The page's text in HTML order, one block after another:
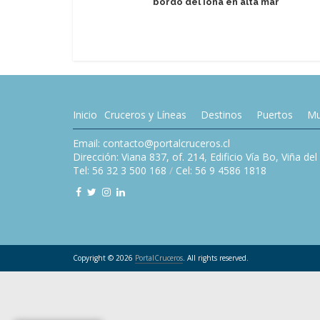
Inicio Cruceros y Líneas Destinos Puertos
Email: contacto@portalcruceros.cl
Dirección: Viana 837, of. 214, Edificio Vía Bo, Viña
Tel: 56 32 3 500 168 / Cel: 56 9 4586 1818
Copyright © 2026 PortalCruceros. All rights reserved.